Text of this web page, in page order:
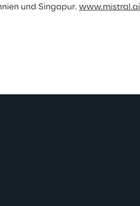
und Singapur. www.mistral.ai